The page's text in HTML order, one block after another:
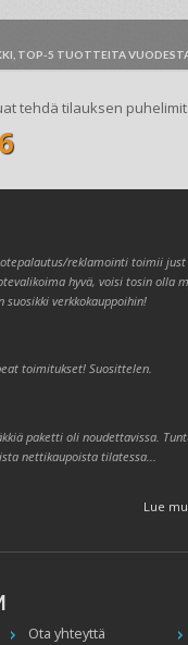
TOP-5 TUOTTEITA
tehdä tilauksen
reklamointi toimii
hyvä, voisi tosin olla
verkkokauppoihin!
toimitukset! Suosittelen.
paketti oli noudettavissa.
nettikaupoista tilatessa...
Lue
Ota yhteyttä